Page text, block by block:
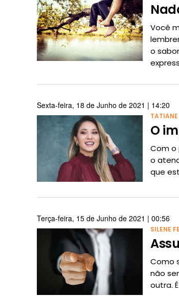
Você
o
Sexta-feira, 18 de Junho de 2021 | 14:20
TATIANE
O
Com o
o
que
Terça-feira, 15 de Junho de 2021 | 00:56
SILENE
Como
não
outra.